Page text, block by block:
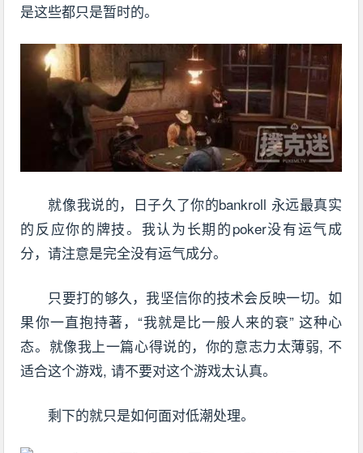
是这些都只是暂时的。
就像我说的，日子久了你的bankroll 永远最真实
的反应你的牌技。我认为长期的poker没有运气成
分，请注意是完全没有运气成分。
只要打的够久，我坚信你的技术会反映一切。如
果你一直抱持著，“我就是比一般人来的衰” 这种心
态。就像我上一篇心得说的，你的意志力太薄弱, 不
适合这个游戏, 请不要对这个游戏太认真。
剩下的就只是如何面对低潮处理。